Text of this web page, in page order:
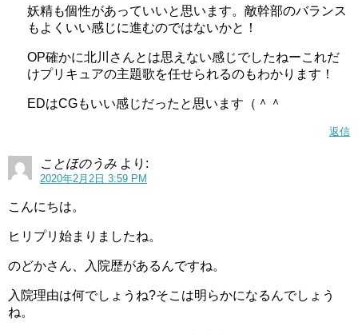
妖精も個性があっていいと思います。敵幹部のバランス
もよくいい感じに進むのではないかと！
OP確かに北川さんとは思えない感じでしたねーこれだ
けプリキュアの主題歌を任せられるのもわかります！
EDはCGもいい感じだったと思います（＾＾
返信
ことほのうみ より:
2020年2月2日 3:59 PM
こんにちは。
ヒリプリ始まりましたね。
のどかさん、入院歴があるんですね。
入院理由は何でしょうね?そこは明らかになるんでしょう
ね。